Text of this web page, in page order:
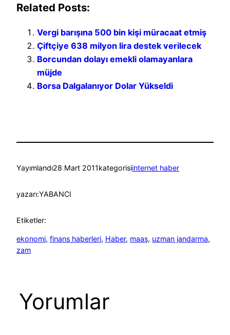
Related Posts:
Vergi barışına 500 bin kişi müracaat etmiş
Çiftçiye 638 milyon lira destek verilecek
Borcundan dolayı emekli olamayanlara
müjde
Borsa Dalgalanıyor Dolar Yükseldi
Yayımlandı28 Mart 2011kategorisiinternet haber
yazarı:YABANCI
Etiketler:
ekonomi, finans haberleri, Haber, maaş, uzman jandarma
zam
Yorumlar